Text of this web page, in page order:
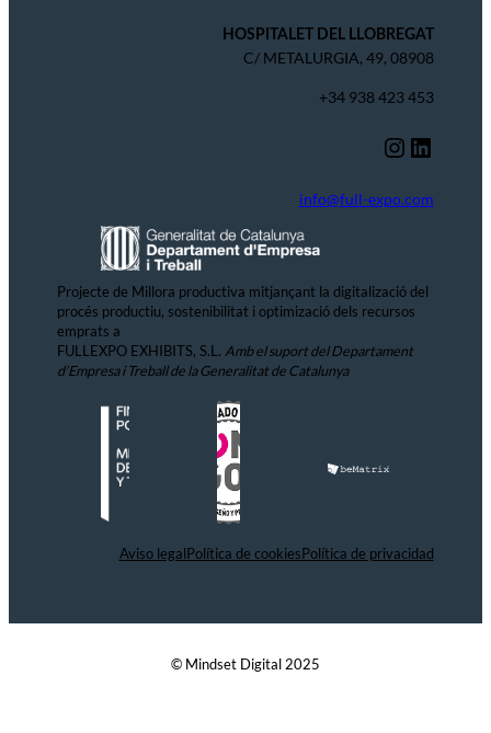
HOSPITALET DEL LLOBREGAT
C/ METALURGIA, 49, 08908
+34 938 423 453
Instagram LinkedIn
info@full-expo.com
Projecte de Millora productiva mitjançant la digitalizació del
procés productiu, sostenibilitat i optimizació dels recursos
emprats a
FULLEXPO EXHIBITS, S.L.Amb el suport del Departament
d’Empresa i Treball de la Generalitat de Catalunya
Aviso legal Política de cookies Política de privacidad
© Mindset Digital 2025